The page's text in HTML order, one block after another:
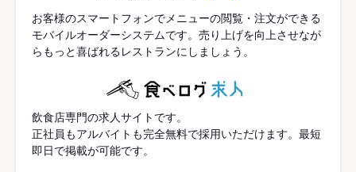
お客様のスマートフォンでメニューの閲覧・注文ができる
モバイルオーダーシステムです。売り上げを向上させなが
らもっと喜ばれるレストランにしましょう。
飲食店専門の求人サイトです。
正社員もアルバイトも完全無料で採用いただけます。最短
即日で掲載が可能です。